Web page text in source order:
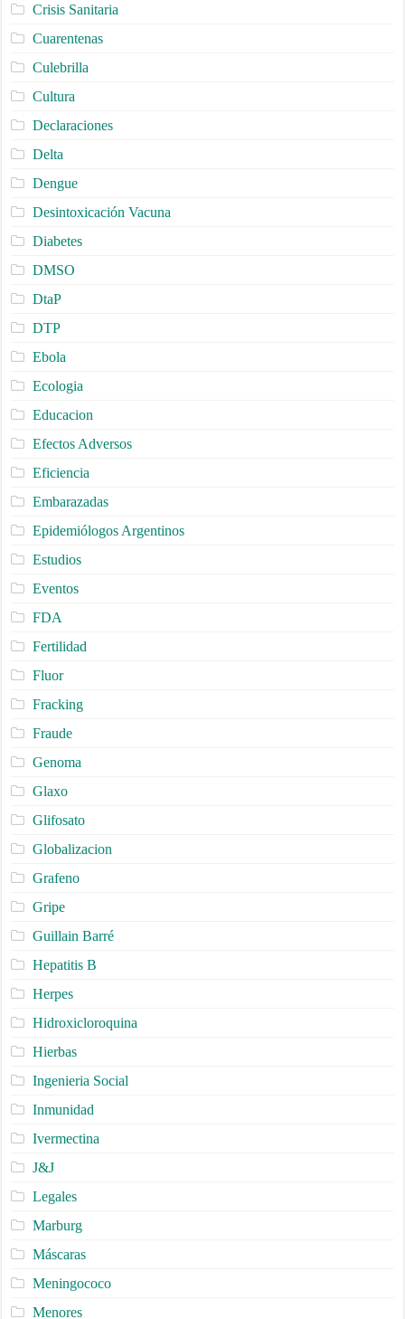
Crisis Sanitaria
Cuarentenas
Culebrilla
Cultura
Declaraciones
Delta
Dengue
Desintoxicación Vacuna
Diabetes
DMSO
DtaP
DTP
Ebola
Ecologia
Educacion
Efectos Adversos
Eficiencia
Embarazadas
Epidemiólogos Argentinos
Estudios
Eventos
FDA
Fertilidad
Fluor
Fracking
Fraude
Genoma
Glaxo
Glifosato
Globalizacion
Grafeno
Gripe
Guillain Barré
Hepatitis B
Herpes
Hidroxicloroquina
Hierbas
Ingenieria Social
Inmunidad
Ivermectina
J&J
Legales
Marburg
Máscaras
Meningococo
Menores